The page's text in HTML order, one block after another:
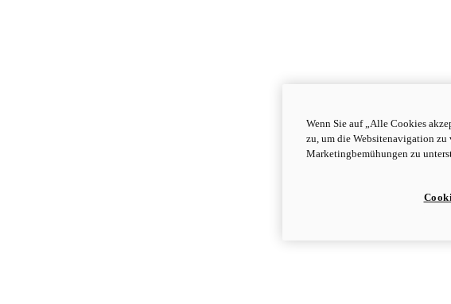
Wenn Sie auf „Alle Cookies
zu, um die Websitenavigation zu
Marketingbemühungen zu